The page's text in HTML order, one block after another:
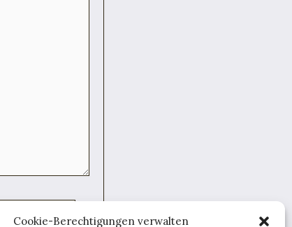
Cookie-Berechtigungen verwalten